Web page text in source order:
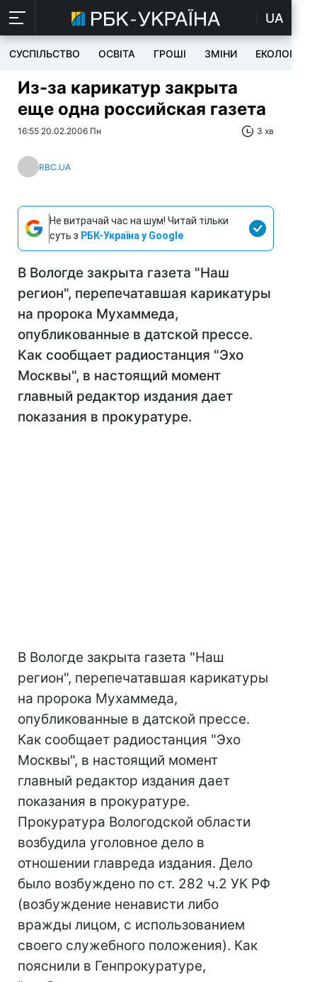
UA
СУСПІЛЬСТВО ОСВІТА ГРОШІ ЗМІНИ ЕКОЛОГІЯ
Из-за карикатур закрыта
еще одна российская газета
16:55 20.02.2006 Пн 3 хв
RBC.UA
Не витрачай час на шум! Читай тільки
суть з РБК-Україна у Google
В Вологде закрыта газета "Наш
регион", перепечатавшая карикатуры
на пророка Мухаммеда,
опубликованные в датской прессе.
Как сообщает радиостанция "Эхо
Москвы", в настоящий момент
главный редактор издания дает
показания в прокуратуре.
В Вологде закрыта газета "Наш
регион", перепечатавшая карикатуры
на пророка Мухаммеда,
опубликованные в датской прессе.
Как сообщает радиостанция "Эхо
Москвы", в настоящий момент
главный редактор издания дает
показания в прокуратуре.
Прокуратура Вологодской области
возбудила уголовное дело в
отношении главреда издания. Дело
было возбуждено по ст. 282 ч.2 УК РФ
(возбуждение ненависти либо
вражды лицом, с использованием
своего служебного положения). Как
пояснили в Генпрокуратуре,